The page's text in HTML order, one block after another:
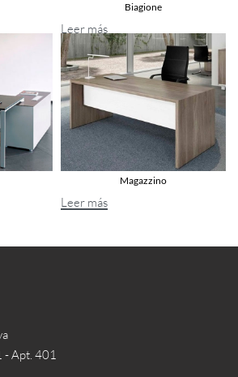
Biagione
Leer más
Magazzino
Leer más
- Apt. 401